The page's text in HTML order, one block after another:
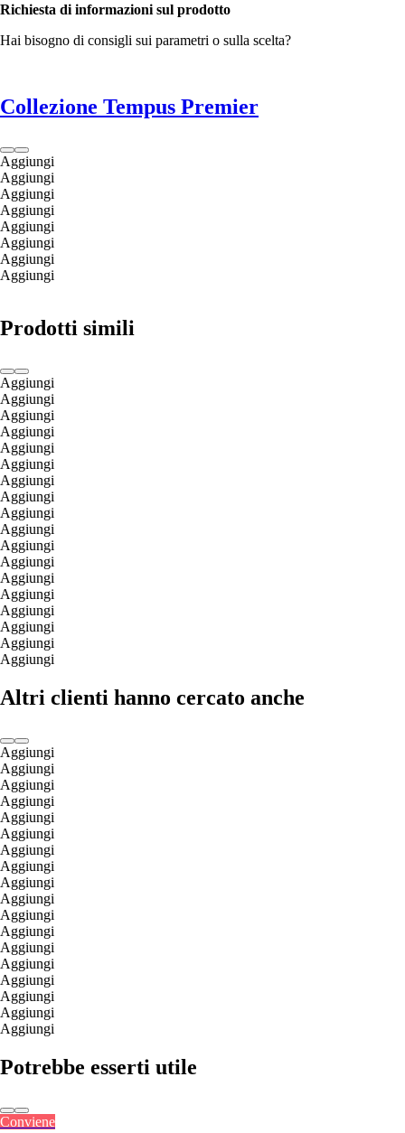
Richiesta di informazioni sul prodotto
Hai bisogno di consigli sui parametri o sulla scelta?
Collezione Tempus Premier
Aggiungi
Aggiungi
Aggiungi
Aggiungi
Aggiungi
Aggiungi
Aggiungi
Aggiungi
Prodotti simili
Aggiungi
Aggiungi
Aggiungi
Aggiungi
Aggiungi
Aggiungi
Aggiungi
Aggiungi
Aggiungi
Aggiungi
Aggiungi
Aggiungi
Aggiungi
Aggiungi
Aggiungi
Aggiungi
Aggiungi
Aggiungi
Altri clienti hanno cercato anche
Aggiungi
Aggiungi
Aggiungi
Aggiungi
Aggiungi
Aggiungi
Aggiungi
Aggiungi
Aggiungi
Aggiungi
Aggiungi
Aggiungi
Aggiungi
Aggiungi
Aggiungi
Aggiungi
Aggiungi
Aggiungi
Potrebbe esserti utile
Conviene